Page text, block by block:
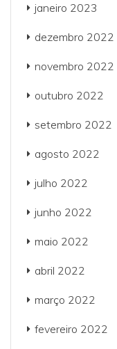
janeiro 2023
dezembro 2022
novembro 2022
outubro 2022
setembro 2022
agosto 2022
julho 2022
junho 2022
maio 2022
abril 2022
março 2022
fevereiro 2022